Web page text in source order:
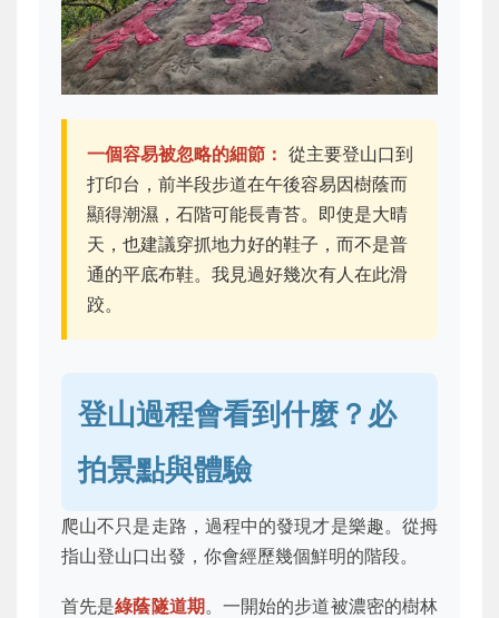
一個容易被忽略的細節： 從主要登山口到
打印台，前半段步道在午後容易因樹蔭而
顯得潮濕，石階可能長青苔。即使是大晴
天，也建議穿抓地力好的鞋子，而不是普
通的平底布鞋。我見過好幾次有人在此滑
跤。
登山過程會看到什麼？必
拍景點與體驗
爬山不只是走路，過程中的發現才是樂趣。從拇
指山登山口出發，你會經歷幾個鮮明的階段。
首先是綠蔭隧道期。一開始的步道被濃密的樹林